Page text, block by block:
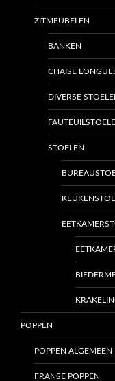
ZITMEUBELEN
BANKEN
CHAISE
DIVERSE
STOELEN
POPPEN
POPPEN ALGEMEEN
FRANSE POPPEN